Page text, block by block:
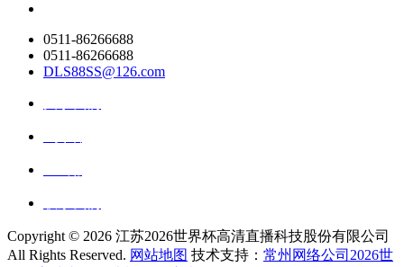
0511-86266688
0511-86266688
DLS88SS@126.com
Copyright © 2026 江苏2026世界杯高清直播科技股份有限公司
All Rights Reserved. 网站地图 技术支持： 常州网络公司2026世